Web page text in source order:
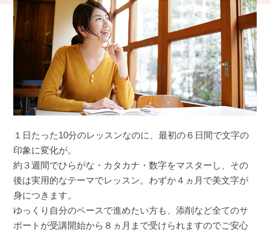
１日たった10分のレッスンなのに、最初の６日間で文字の
印象に変化が。
約３週間でひらがな・カタカナ・数字をマスターし、その
後は実用的なテーマでレッスン。わずか４ヵ月で美文字が
身につきます。
ゆっくり自分のペースで進めたい方も、添削など全てのサ
ポートが受講開始から８ヵ月まで受けられますのでご安心